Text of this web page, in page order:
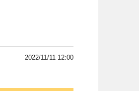
2022/11/11 12:00